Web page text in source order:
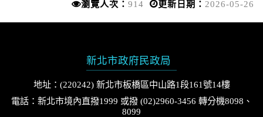
瀏覽人次： 914 更新日期： 2026-05-26
新北市政府民政局
地址：(220242) 新北市板橋區中山路1段161號14樓
電話：新北市境內直撥1999 或撥 (02)2960-3456 轉分機8098、
8099